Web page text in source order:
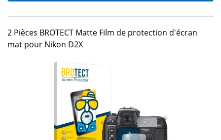
2 Pièces BROTECT Matte Film de protection d'écran
mat pour Nikon D2X